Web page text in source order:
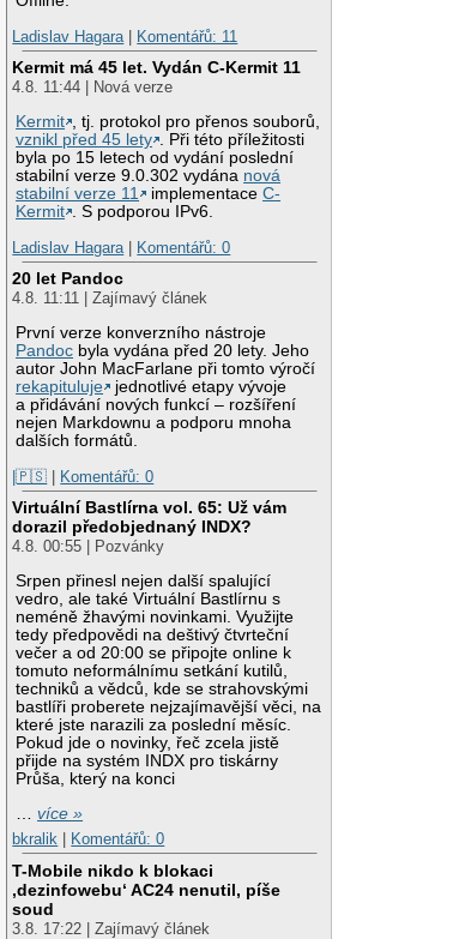
Ladislav Hagara | Komentářů: 11
Kermit má 45 let. Vydán C-Kermit 11
4.8. 11:44 | Nová verze
Kermit , tj. protokol pro přenos souborů,
vznikl před 45 lety . Při této příležitosti
byla po 15 letech od vydání poslední
stabilní verze 9.0.302 vydána nová
stabilní verze 11
implementaceC-
Kermit . S podporou IPv6.
Ladislav Hagara | Komentářů: 0
20 let Pandoc
4.8. 11:11 | Zajímavý článek
První verze konverzního nástroje
Pandoc byla vydána před 20 lety. Jeho
autor John MacFarlane při tomto výročí
rekapituluje
jednotlivé etapy vývoje
a přidávání nových funkcí – rozšíření
nejen Markdownu a podporu mnoha
dalších formátů.
|🇵🇸 | Komentářů: 0
Virtuální Bastlírna vol. 65: Už vám
dorazil předobjednaný INDX?
4.8. 00:55 | Pozvánky
Srpen přinesl nejen další spalující
vedro, ale také Virtuální Bastlírnu s
neméně žhavými novinkami. Využijte
tedy předpovědi na deštivý čtvrteční
večer a od 20:00 se připojte online k
tomuto neformálnímu setkání kutilů,
techniků a vědců, kde se strahovskými
bastlíři proberete nejzajímavější věci, na
které jste narazili za poslední měsíc.
Pokud jde o novinky, řeč zcela jistě
přijde na systém INDX pro tiskárny
Průša, který na konci
…více »
bkralik
Komentářů: 0
T-Mobile nikdo k blokaci
‚dezinfowebu‘ AC24 nenutil, píše
soud
3.8. 17:22 | Zajímavý článek